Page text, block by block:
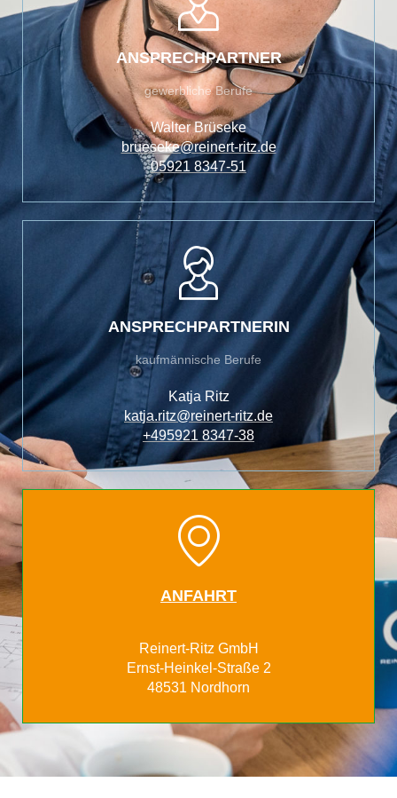
ANSPRECHPARTNER
gewerbliche Berufe
Walter Brüseke
brueseke@reinert-ritz.de
05921 8347-51
ANSPRECHPARTNERIN
kaufmännische Berufe
Katja Ritz
katja.ritz@reinert-ritz.de
+495921 8347-38
ANFAHRT
Reinert-Ritz GmbH
Ernst-Heinkel-Straße 2
48531 Nordhorn